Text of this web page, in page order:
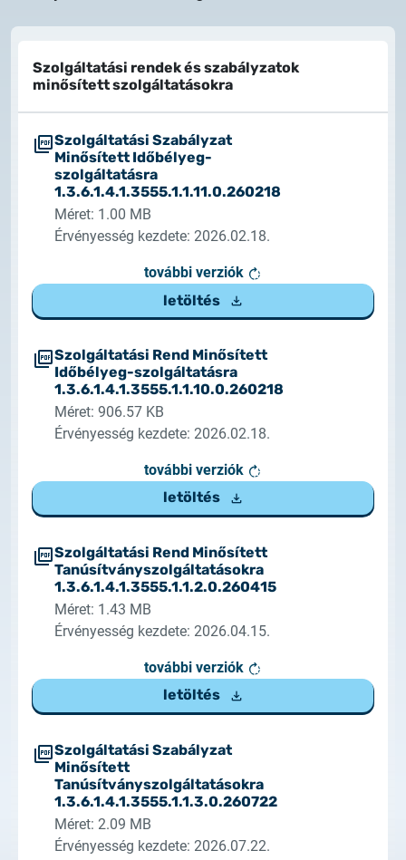
dokumentumtár
kapcsolat
Rendszerfrissítés
Rendszerfrissítés
2026.03.27.
Fontos tájékoztató – Certum tanúsítványok
érvényességi idejének változása
2026.03.20.
Tájékoztatás algoritmusváltásról
2026.03.06.
Ügyfélkommunikáció
2025.02.26.
Tájékoztatás tanúsítványigénylésről
2025.05.05.
Teszt tanúsítványok elérhetősége
Szolgáltatási rendek és szabályzatok
minősített szolgáltatásokra
Szolgáltatási Szabályzat
Minősített Időbélyeg-
szolgáltatásra
1.3.6.1.4.1.3555.1.1.11.0.260218
Méret: 1.00 MB
Érvényesség kezdete: 2026.02.18.
további verziók
letöltés
Szolgáltatási Rend Minősített
Időbélyeg-szolgáltatásra
1.3.6.1.4.1.3555.1.1.10.0.260218
Méret: 906.57 KB
Érvényesség kezdete: 2026.02.18.
további verziók
letöltés
Szolgáltatási Rend Minősített
Tanúsítványszolgáltatásokra
1.3.6.1.4.1.3555.1.1.2.0.260415
Méret: 1.43 MB
Érvényesség kezdete: 2026.04.15.
további verziók
letöltés
Szolgáltatási Szabályzat
Minősített
Tanúsítványszolgáltatásokra
1.3.6.1.4.1.3555.1.1.3.0.260722
Méret: 2.09 MB
Érvényesség kezdete: 2026.07.22.